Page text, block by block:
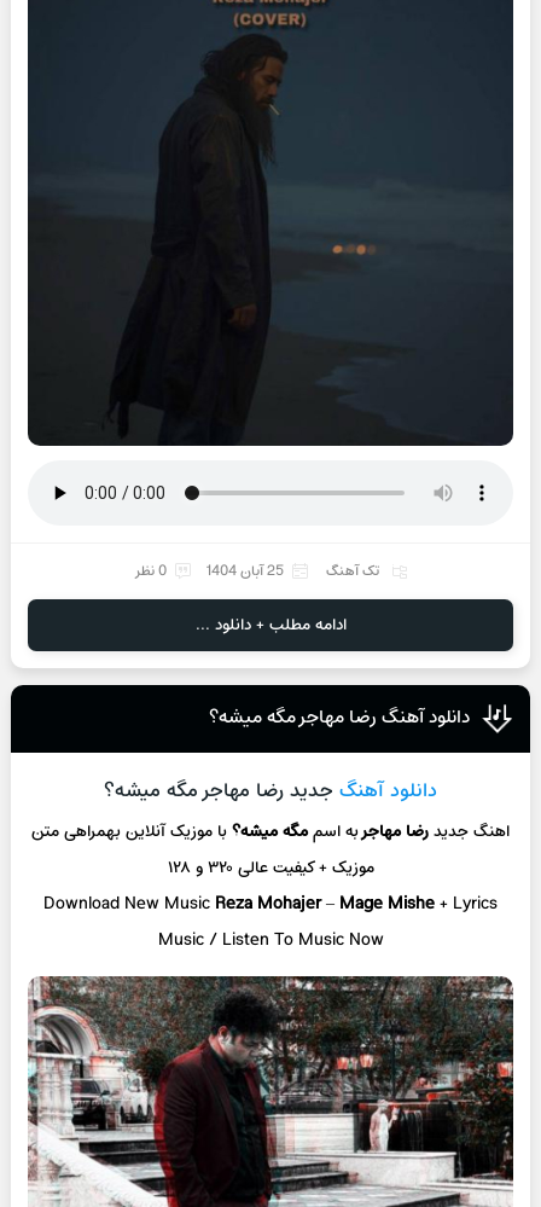
تک آهنگ 25 آبان 1404 0 نظر
ادامه مطلب + دانلود ...
دانلود آهنگ رضا مهاجر مگه میشه؟
دانلود آهنگ جدید رضا مهاجر مگه میشه؟
اهنگ جدیدرضا مهاجربه اسممگه میشه؟با موزیک آنلاینبهمراهی متن
موزیک + کیفیت عالی ۳۲۰ و ۱۲۸
Download New Music Reza Mohajer– Mage Mishe+ Lyrics
Music / Listen To Music Now